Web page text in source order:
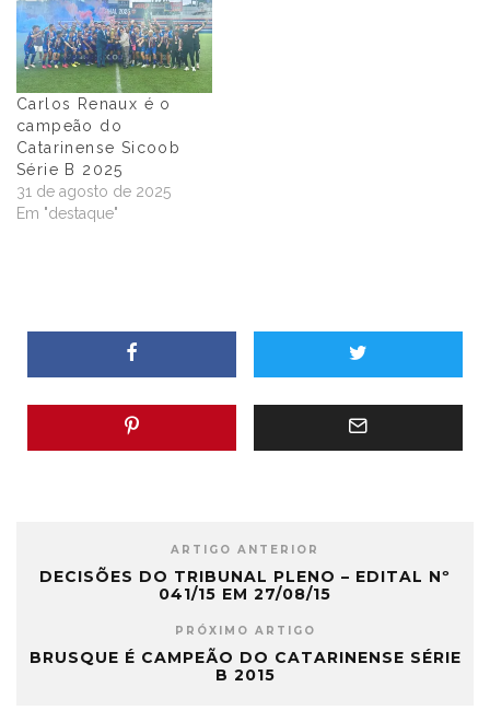
Carlos Renaux é o
campeão do
Catarinense Sicoob
Série B 2025
31 de agosto de 2025
Em "destaque"
ARTIGO ANTERIOR
DECISÕES DO TRIBUNAL PLENO – EDITAL Nº
041/15 EM 27/08/15
PRÓXIMO ARTIGO
BRUSQUE É CAMPEÃO DO CATARINENSE SÉRIE
B 2015